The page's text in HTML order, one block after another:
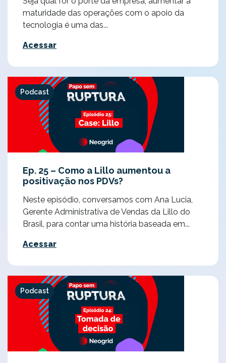
maturidade das operações com o apoio da
tecnologia é uma das...
Acessar
Podcast
Ep. 25 – Como a Lillo aumentou a
positivação nos PDVs?
Neste episódio, conversamos com Ana Lucia,
Gerente Administrativa de Vendas da Lillo do
Brasil, para contar uma história baseada em...
Acessar
Podcast